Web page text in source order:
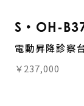
S・OH-
電動昇降診察
￥237,000